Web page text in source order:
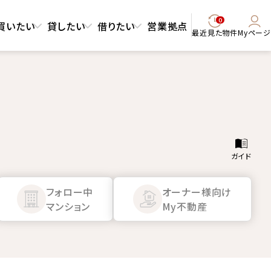
いたい 貸したい 借りたい 営業拠点 0
最近見た物件Myページ
ガイド
フォロー中
マンション
オーナー様向け
My不動産